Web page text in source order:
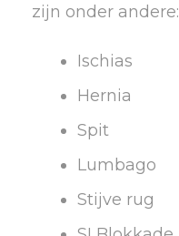
zijn onder andere:
Ischias
Hernia
Spit
Lumbago
Stijve rug